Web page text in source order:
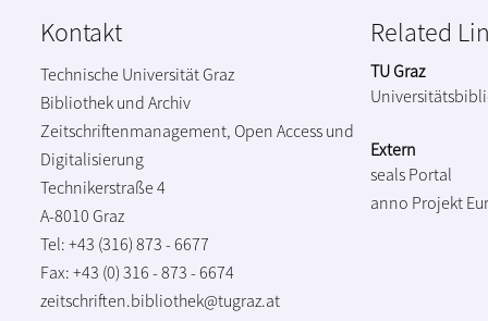
Kontakt
Technische Universität Graz
Bibliothek und Archiv
Zeitschriftenmanagement, Open Access und
Digitalisierung
Technikerstraße 4
A-8010 Graz
Tel: +43 (316) 873 - 6677
Fax: +43 (0) 316 - 873 - 6674
zeitschriften.bibliothek@tugraz.at
Related
TU Graz
Extern
seals Portal
anno Projekt